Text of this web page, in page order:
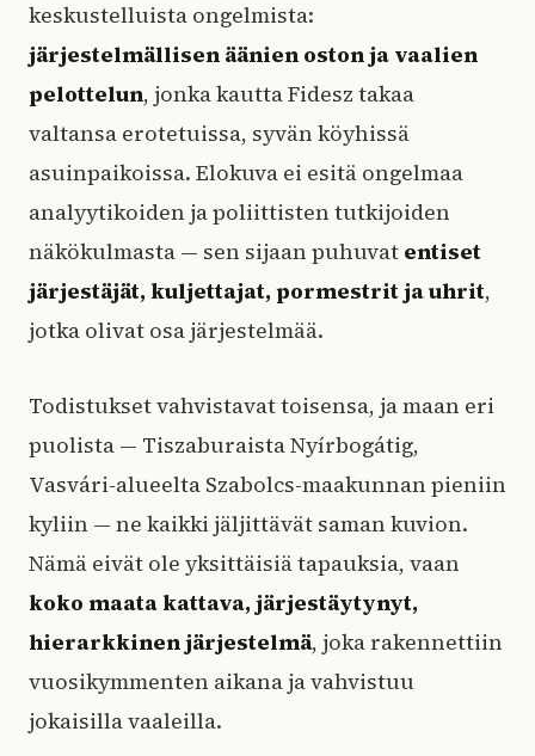
keskustelluista ongelmista:
järjestelmällisen äänien oston ja vaalien
pelottelun, jonka kautta Fidesz takaa
valtansa erotetuissa, syvän köyhissä
asuinpaikoissa. Elokuva ei esitä ongelmaa
analyytikoiden ja poliittisten tutkijoiden
näkökulmasta — sen sijaan puhuvat entiset
järjestäjät, kuljettajat, pormestrit ja uhrit,
jotka olivat osa järjestelmää.
Todistukset vahvistavat toisensa, ja maan eri
puolista — Tiszaburaista Nyírbogátig,
Vasvári-alueelta Szabolcs-maakunnan pieniin
kyliin — ne kaikki jäljittävät saman kuvion.
Nämä eivät ole yksittäisiä tapauksia, vaan
koko maata kattava, järjestäytynyt,
hierarkkinen järjestelmä, joka rakennettiin
vuosikymmenten aikana ja vahvistuu
jokaisilla vaaleilla.